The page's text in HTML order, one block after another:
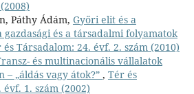
Páthy Ádám, Győri elit és a
gazdasági és a társadalmi folyamatok
és Társadalom: 24. évf. 2. szám (2010)
és multinacionális vállalatok
– „áldás vagy átok?” , Tér és
1. szám (2002)